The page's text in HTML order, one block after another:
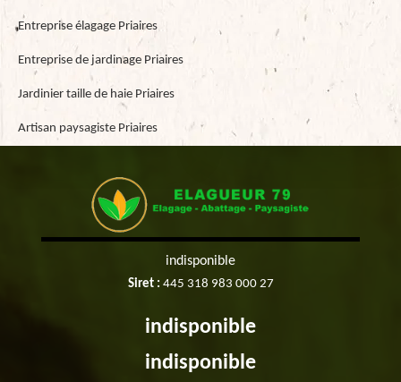
Entreprise élagage Priaires
Entreprise de jardinage Priaires
Jardinier taille de haie Priaires
Artisan paysagiste Priaires
indisponible
Siret : 445 318 983 000 27
indisponible
indisponible